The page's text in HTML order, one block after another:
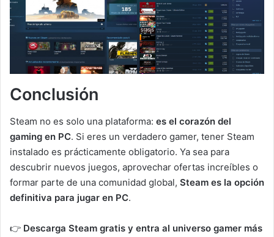
Conclusión
Steam no es solo una plataforma: es el corazón del
gaming en PC. Si eres un verdadero gamer, tener Steam
instalado es prácticamente obligatorio. Ya sea para
descubrir nuevos juegos, aprovechar ofertas increíbles o
formar parte de una comunidad global, Steam es la opción
definitiva para jugar en PC.
👉 Descarga Steam gratis y entra al universo gamer más